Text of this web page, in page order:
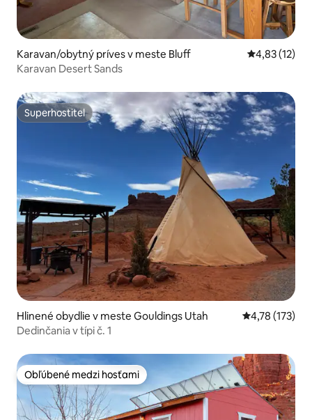
Karavan/obytný príves v meste Bluff Priemerné
4,83 (12)
Karavan Desert Sands
Superhostiteľ
Superhostiteľ
Hlinené obydlie v meste Gouldings Utah Priemerné
4,78 (173)
Dedinčania v típi č. 1
Obľúbené medzi hosťami
Obľúbené medzi hosťami